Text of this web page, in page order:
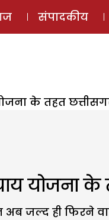
संपादकीय
के तहत
योजना के
जल्द ही फिरने